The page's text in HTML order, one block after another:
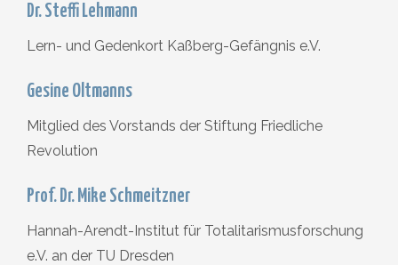
Dr. Steffi Lehmann
Lern- und Gedenkort Kaßberg-Gefängnis e.V.
Gesine Oltmanns
Mitglied des Vorstands der Stiftung Friedliche
Revolution
Prof. Dr. Mike Schmeitzner
Hannah-Arendt-Institut für Totalitarismusforschung
e.V. an der TU Dresden